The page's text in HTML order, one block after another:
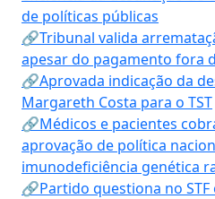
de políticas públicas
🔗Tribunal valida
apesar do pagamento fora
🔗Aprovada indicação da
Margareth Costa para o TST
🔗Médicos e pacientes
aprovação de política
imunodeficiência genética
🔗Partido questiona no